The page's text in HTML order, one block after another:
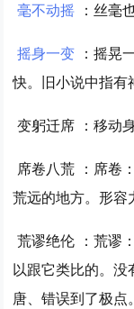
毫不动摇 ：丝毫
摇身一变 ：摇晃
快。旧小说中指有
变躬迁席 ：移动
席卷八荒 ：席卷
荒远的地方。形容
荒谬绝伦 ：荒谬
以跟它类比的。没
唐、错误到了极点。